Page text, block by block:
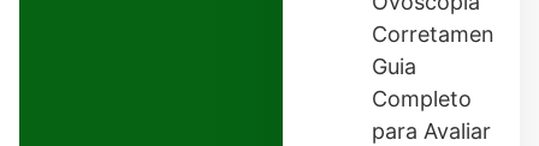
Corretamente:
Guia
Completo
para Avaliar